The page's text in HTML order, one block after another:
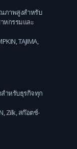
ภาพสูงสำหรับ
หกรรมและ
,TAJIMA,
ำหรับธุรกิจทุก
,Zilk,สก๊อตช์-